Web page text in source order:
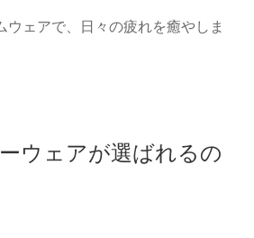
ウェアで、日々の疲れを癒やしま
ウェアが選ばれるの